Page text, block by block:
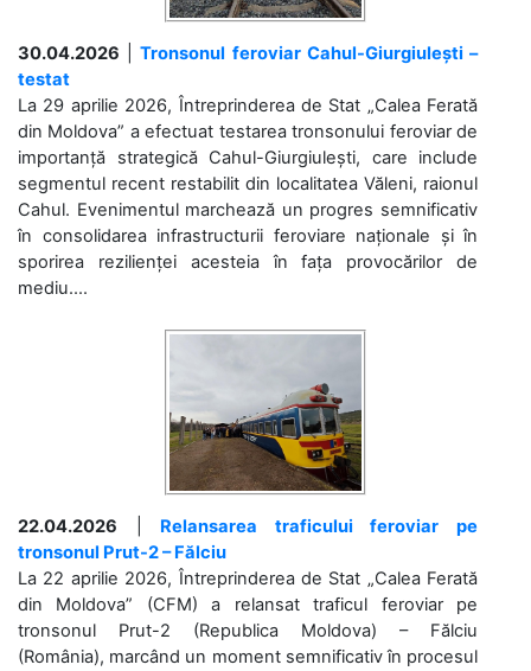
30.04.2026 |Tronsonul feroviar Cahul-Giurgiulești –
testat
La 29 aprilie 2026, Întreprinderea de Stat „Calea Ferată
din Moldova” a efectuat testarea tronsonului feroviar de
importanță strategică Cahul-Giurgiulești, care include
segmentul recent restabilit din localitatea Văleni, raionul
Cahul. Evenimentul marchează un progres semnificativ
în consolidarea infrastructurii feroviare naționale și în
sporirea rezilienței acesteia în fața provocărilor de
mediu....
22.04.2026
Relansarea traficului feroviar pe
tronsonul Prut-2 – Fălciu
La 22 aprilie 2026, Întreprinderea de Stat „Calea Ferată
din Moldova” (CFM) a relansat traficul feroviar pe
tronsonul Prut-2 (Republica Moldova) – Fălciu
(România), marcând un moment semnificativ în procesul